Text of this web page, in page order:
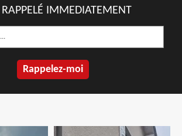
RAPPELÉ IMMEDIATEMENT